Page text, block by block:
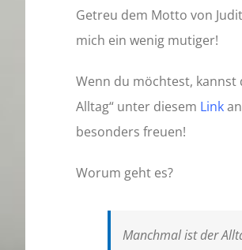
Getreu dem Motto von
mich ein wenig mutiger!
Wenn du möchtest, kannst
Alltag“ unter diesem Link
besonders freuen!
Worum geht es?
Manchmal ist der